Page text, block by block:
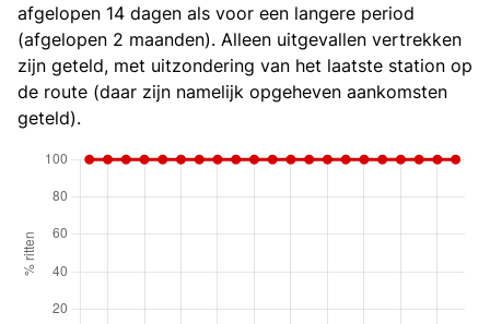
afgelopen 14 dagen als voor een langere period
(afgelopen 2 maanden). Alleen uitgevallen vertrekken
zijn geteld, met uitzondering van het laatste station op
de route (daar zijn namelijk opgeheven aankomsten
geteld).